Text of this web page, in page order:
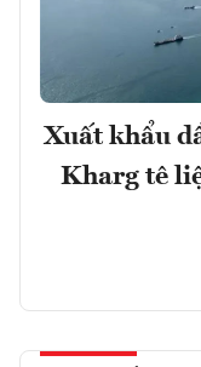
Xuất khẩu
Kharg tê